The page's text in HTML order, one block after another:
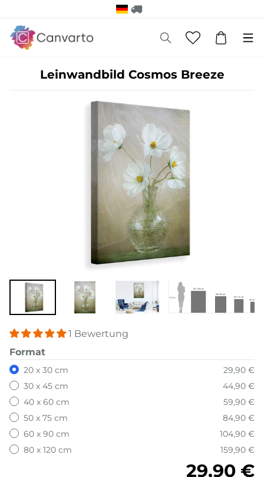
Leinwandbild Cosmos Breeze
1 Bewertung
Format
20 x 30 cm
29,90 €
30 x 45 cm
44,90 €
40 x 60 cm
59,90 €
50 x 75 cm
84,90 €
60 x 90 cm
104,90 €
80 x 120 cm
159,90 €
29,90 €